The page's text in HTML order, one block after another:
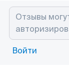
Войти